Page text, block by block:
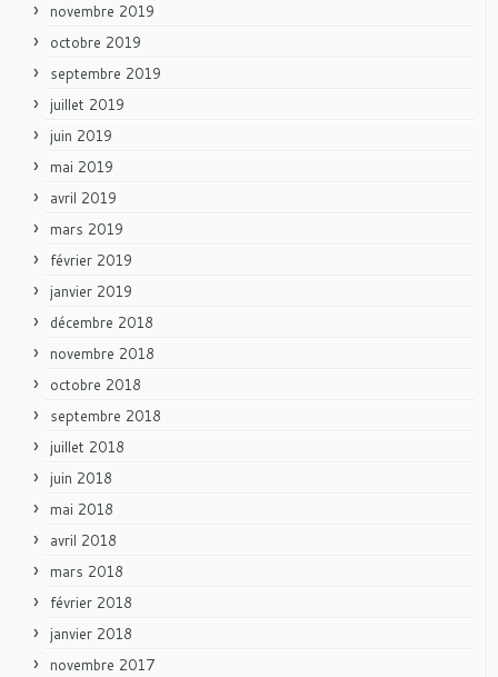
novembre 2019
octobre 2019
septembre 2019
juillet 2019
juin 2019
mai 2019
avril 2019
mars 2019
février 2019
janvier 2019
décembre 2018
novembre 2018
octobre 2018
septembre 2018
juillet 2018
juin 2018
mai 2018
avril 2018
mars 2018
février 2018
janvier 2018
novembre 2017